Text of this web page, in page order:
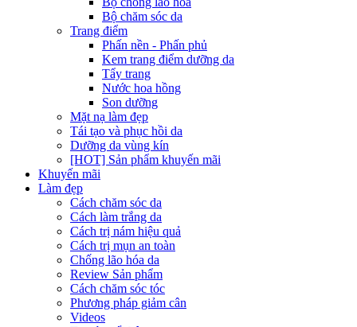
Bộ chăm sóc da
Trang điểm
Phấn nền - Phấn phủ
Kem trang điểm dưỡng da
Tẩy trang
Nước hoa hồng
Son dưỡng
Mặt nạ làm đẹp
Tái tạo và phục hồi da
Dưỡng da vùng kín
[HOT] Sản phẩm khuyến mãi
Khuyến mãi
Làm đẹp
Cách chăm sóc da
Cách làm trắng da
Cách trị nám hiệu quả
Cách trị mụn an toàn
Chống lão hóa da
Review Sản phẩm
Cách chăm sóc tóc
Phương pháp giảm cân
Videos